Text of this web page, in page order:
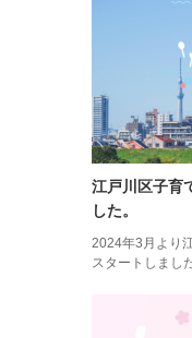
江戸川区子育
した。
2024年3月より
スタートしまし